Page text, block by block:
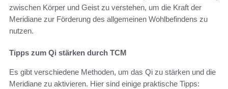
zwischen Körper und Geist zu verstehen, um die Kraft der
Meridiane zur Förderung des allgemeinen Wohlbefindens zu
nutzen.
Tipps zum Qi stärken durch TCM
Es gibt verschiedene Methoden, um das Qi zu stärken und die
Meridiane zu aktivieren. Hier sind einige praktische Tipps: